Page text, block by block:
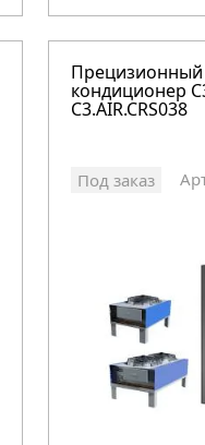
Прецизионный
кондиционер
C3.AIR.CRS038
Под заказ